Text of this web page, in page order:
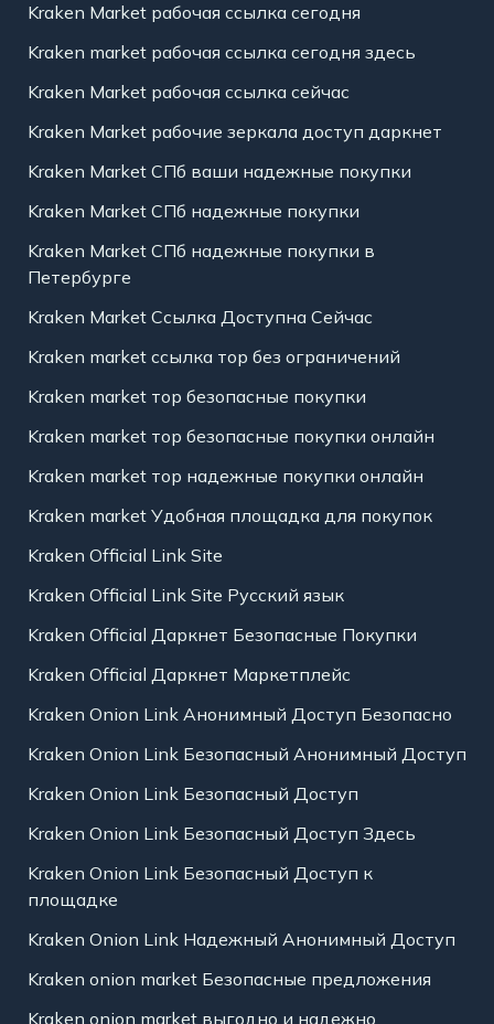
Kraken Market рабочая ссылка сегодня
Kraken market рабочая ссылка сегодня здесь
Kraken Market рабочая ссылка сейчас
Kraken Market рабочие зеркала доступ даркнет
Kraken Market СПб ваши надежные покупки
Kraken Market СПб надежные покупки
Kraken Market СПб надежные покупки в
Петербурге
Kraken Market Ссылка Доступна Сейчас
Kraken market ссылка тор без ограничений
Kraken market тор безопасные покупки
Kraken market тор безопасные покупки онлайн
Kraken market тор надежные покупки онлайн
Kraken market Удобная площадка для покупок
Kraken Official Link Site
Kraken Official Link Site Русский язык
Kraken Official Даркнет Безопасные Покупки
Kraken Official Даркнет Маркетплейс
Kraken Onion Link Анонимный Доступ Безопасно
Kraken Onion Link Безопасный Анонимный Доступ
Kraken Onion Link Безопасный Доступ
Kraken Onion Link Безопасный Доступ Здесь
Kraken Onion Link Безопасный Доступ к
площадке
Kraken Onion Link Надежный Анонимный Доступ
Kraken onion market Безопасные предложения
Kraken onion market выгодно и надежно